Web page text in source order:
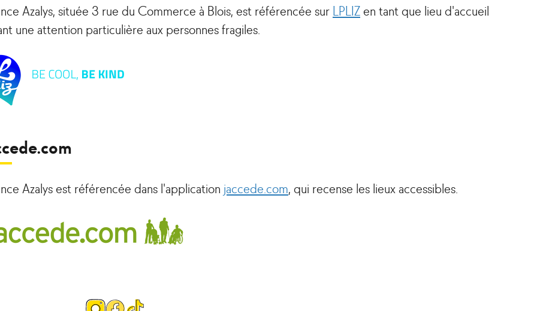
Azalys, située 3 rue du Commerce à Blois, est référencée surLPLIZen tant que lieu d'accueil
une attention particulière aux personnes fragiles.
Azalys est référencée dans l'application jaccede.com, qui recense les lieux accessibles.
PagePage